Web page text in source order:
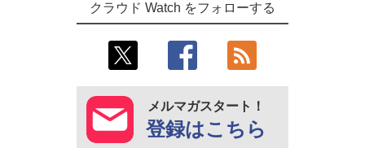
クラウド Watch をフォローする
メルマガスタート！
登録はこちら